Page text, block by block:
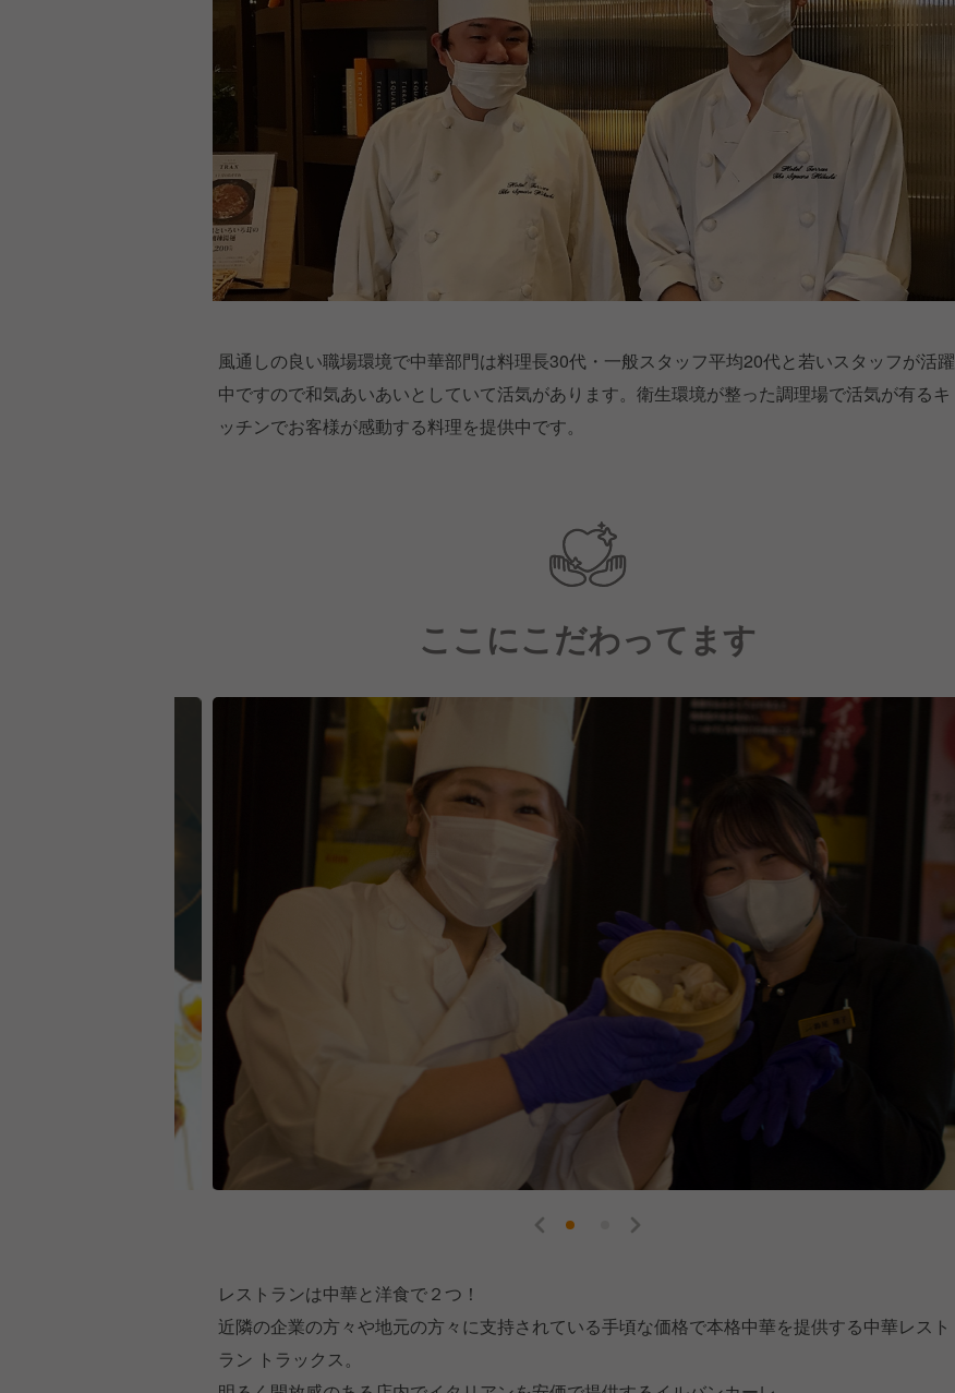
風通しの良い職場環境で中華部門は料理長30代・一般スタッフ平均20代と若いスタッフが活躍
中ですので和気あいあいとしていて活気があります。衛生環境が整った調理場で活気が有るキ
ッチンでお客様が感動する料理を提供中です。
ここにこだわってます
レストランは中華と洋食で２つ！
近隣の企業の方々や地元の方々に支持されている手頃な価格で本格中華を提供する中華レスト
ラン トラックス。